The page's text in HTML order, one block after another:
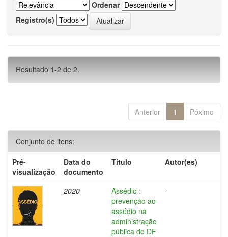
Ordenar
Registro(s)
Resultado 1-2 de 2.
Anterior 1 Póximo
Conjunto de itens:
Pré-
visualização
Data do
documento
Título Autor(es)
2020
Assédio :
prevenção ao
assédio na
administração
pública do DF
-